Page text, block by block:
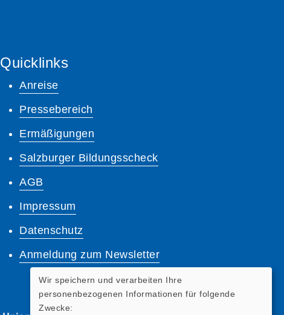
Quicklinks
Anreise
Pressebereich
Ermäßigungen
Salzburger Bildungsscheck
AGB
Impressum
Datenschutz
Anmeldung zum Newsletter
Wir speichern und verarbeiten Ihre
personenbezogenen Informationen für folgende
Zwecke: